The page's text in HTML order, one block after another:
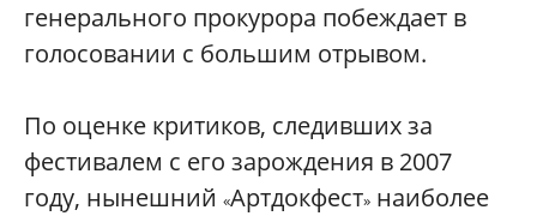
генерального прокурора побеждает в
голосовании с большим отрывом.
По оценке критиков, следивших за
фестивалем с его зарождения в 2007
году, нынешний «Артдокфест» наиболее